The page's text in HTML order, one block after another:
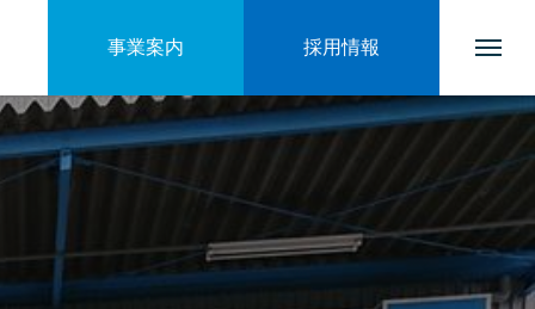
事業案内 採用情報
トップページ